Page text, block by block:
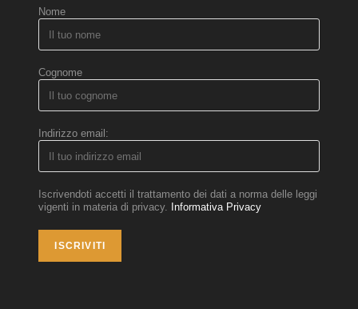
Nome
Cognome
Indirizzo email:
Iscrivendoti accetti il trattamento dei dati a norma delle leggi
vigenti in materia di privacy. Informativa Privacy